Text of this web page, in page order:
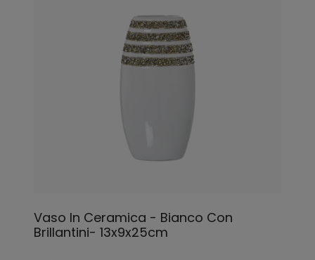
Vaso In Ceramica - Bianco Con
Brillantini- 13x9x25cm